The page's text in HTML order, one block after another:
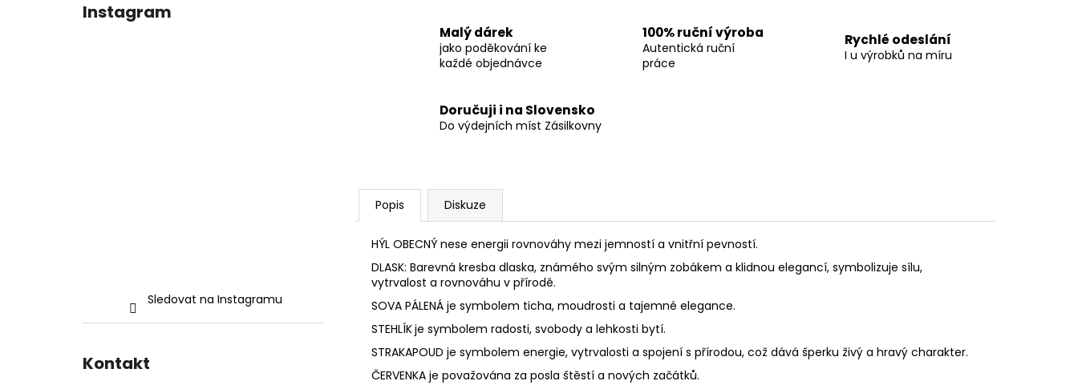
Instagram
Sledovat na Instagramu
Kontakt
Malý dárek
jako poděkování ke
každé objednávce
100% ruční výroba
Autentická ruční
práce
Rychlé odeslání
I u výrobků na míru
Doručuji i na Slovensko
Do výdejních míst Zásilkovny
Popis Diskuze
HÝL OBECNÝ nese energii rovnováhy mezi jemností a vnitřní pevností.
DLASK: Barevná kresba dlaska, známého svým silným zobákem a klidnou elegancí, symbolizuje sílu,
vytrvalost a rovnováhu v přírodě.
SOVA PÁLENÁ je symbolem ticha, moudrosti a tajemné elegance.
STEHLÍKje symbolem radosti, svobody a lehkosti bytí.
STRAKAPOUD je symbolem energie, vytrvalosti a spojení s přírodou, což dává šperku živý a hravý charakter.
ČERVENKA je považována za posla štěstí a nových začátků.